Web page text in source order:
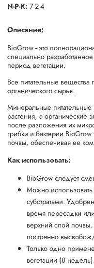
N-P-K: 7-2-4
Описание:
BioGrow - это
специально
период вегетации.
Все питательные
органического сырья.
Минеральные питательные
растения, а
после разложения их
грибки и бактерии
почвы, обеспечивая ее
Как использовать:
BioGrow следует
Можно
субстратами.
время пересадки
верхний слой почвы.
постоянно
Только одно
вегетации (8 недель).